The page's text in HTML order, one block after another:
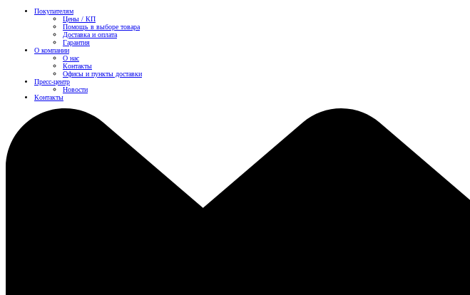
Покупателям
Цены / КП
Помощь в выборе товара
Доставка и оплата
Гарантия
О компании
О нас
Контакты
Офисы и пункты доставки
Пресс-центр
Новости
Контакты